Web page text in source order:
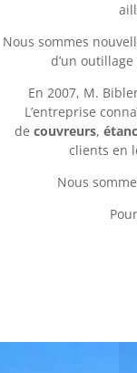
Nous sommes
d’un
En 2007, M.
L’entreprise
de couvreurs,
clients en
Nous